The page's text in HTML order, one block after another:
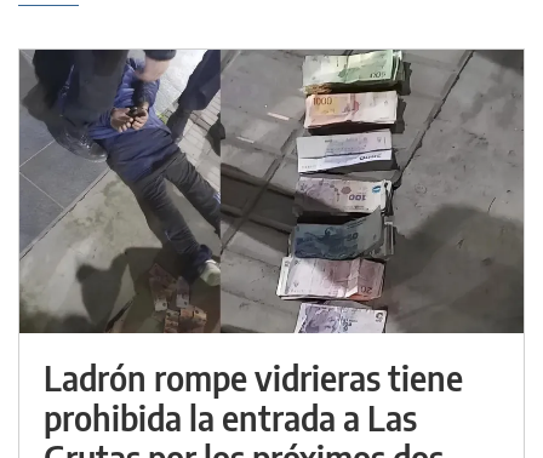
Ladrón rompe vidrieras tiene
prohibida la entrada a Las